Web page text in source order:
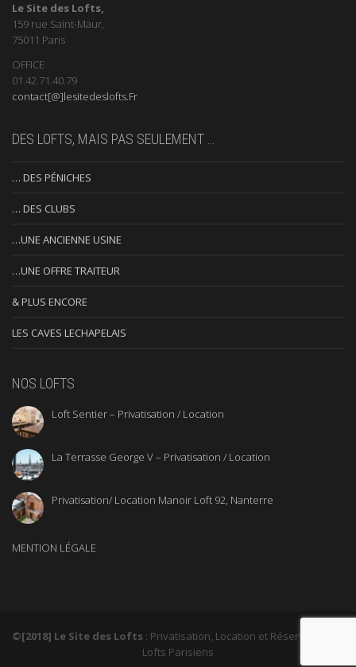
Le Site des Lofts,
159 rue Saint-Maur,
75011 Paris
OFFICE
01.42.71.40.79
contact[@]lesitedeslofts.Fr
DES LOFTS, MAIS PAS SEULEMENT …
… DES PÉNICHES
… DES CLUBS
…UNE ANCIENNE USINE
…UNE OFFRE TRAITEUR
& PLUS ENCORE
LES CAVES LECHAPELAIS
NOS LOFTS
Loft Sentier – Privatisation / Location
La Terrasse George V – Privatisation / Location
Privatisation/ Location Manoir Loft 92, Nanterre
MENTION LÉGALE
©[2018] Le Site des Lofts : Privatisation, Location et Réservation de
Lofts Parisiens